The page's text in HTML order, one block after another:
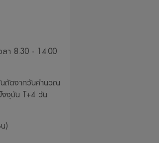
ลา 8.30 - 14.00
ถัดจากวันคำนวณ
จจุบัน T+4 วัน
)